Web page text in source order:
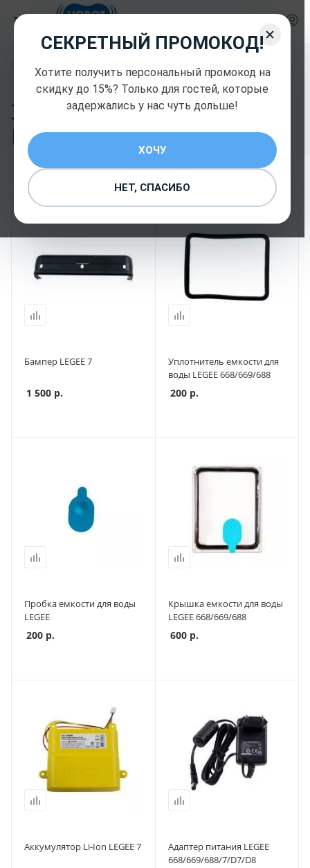
Главная —
Запчасти для роботов Hobot
Запчасти для роботов
Hobot
Бампер LEGEE 7
1 500 р.
Уплотнитель емкости для
воды LEGEE 668/669/688
200р.
Пробка емкости для воды
LEGEE
200 р.
Крышка емкости для воды
LEGEE 668/669/688
600р.
Аккумулятор Li-Ion LEGEE 7
Адаптер питания LEGEE
668/669/688/7/D7/D8
СЕКРЕТНЫЙ ПРОМОКОД!
Хотите получить персональный промокод на
скидку до 15%? Только для гостей, которые
задержались у нас чуть дольше!
ХОЧУ
НЕТ, СПАСИБО